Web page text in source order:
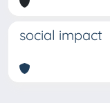
social impact